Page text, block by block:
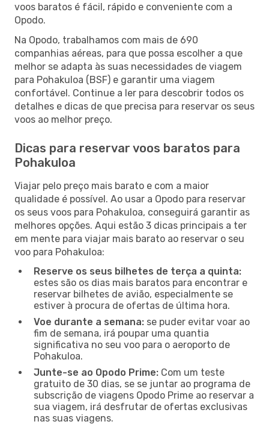
voos baratos é fácil, rápido e conveniente com a
Opodo.
Na Opodo, trabalhamos com mais de 690
companhias aéreas, para que possa escolher a que
melhor se adapta às suas necessidades de viagem
para Pohakuloa (BSF) e garantir uma viagem
confortável. Continue a ler para descobrir todos os
detalhes e dicas de que precisa para reservar os seus
voos ao melhor preço.
Dicas para reservar voos baratos para
Pohakuloa
Viajar pelo preço mais barato e com a maior
qualidade é possível. Ao usar a Opodo para reservar
os seus voos para Pohakuloa, conseguirá garantir as
melhores opções. Aqui estão 3 dicas principais a ter
em mente para viajar mais barato ao reservar o seu
voo para Pohakuloa:
Reserve os seus bilhetes de terça a quinta:
estes são os dias mais baratos para encontrar e
reservar bilhetes de avião, especialmente se
estiver à procura de ofertas de última hora.
Voe durante a semana: se puder evitar voar ao
fim de semana, irá poupar uma quantia
significativa no seu voo para o aeroporto de
Pohakuloa.
Junte-se ao Opodo Prime: Com um teste
gratuito de 30 dias, se se juntar ao programa de
subscrição de viagens Opodo Prime ao reservar a
sua viagem, irá desfrutar de ofertas exclusivas
nas suas viagens.